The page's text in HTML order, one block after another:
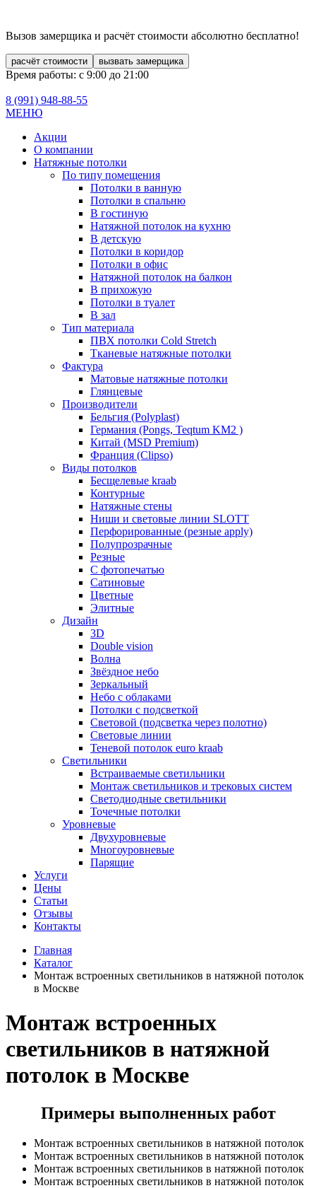
Вызов замерщика и расчёт стоимости абсолютно бесплатно!
расчёт стоимости вызвать замерщика
Время работы: с 9:00 до 21:00
8 (991) 948-88-55
МЕНЮ
Акции
О компании
Натяжные потолки
По типу помещения
Потолки в ванную
Потолки в спальню
В гостиную
Натяжной потолок на кухню
В детскую
Потолки в коридор
Потолки в офис
Натяжной потолок на балкон
В прихожую
Потолки в туалет
В зал
Тип материала
ПВХ потолки Cold Stretch
Тканевые натяжные потолки
Фактура
Матовые натяжные потолки
Глянцевые
Производители
Бельгия (Polyplast)
Германия (Pongs, Teqtum KM2 )
Китай (MSD Premium)
Франция (Clipso)
Виды потолков
Бесщелевые kraab
Контурные
Натяжные стены
Ниши и световые линии SLOTT
Перфорированные (резные apply)
Полупрозрачные
Резные
С фотопечатью
Сатиновые
Цветные
Элитные
Дизайн
3D
Double vision
Волна
Звёздное небо
Зеркальный
Небо с облаками
Потолки с подсветкой
Световой (подсветка через полотно)
Световые линии
Теневой потолок euro kraab
Светильники
Встраиваемые светильники
Монтаж светильников и трековых систем
Светодиодные светильники
Точечные потолки
Уровневые
Двухуровневые
Многоуровневые
Парящие
Услуги
Цены
Статьи
Отзывы
Контакты
Главная
Каталог
Монтаж встроенных светильников в натяжной потолок
в Москве
Монтаж встроенных
светильников в натяжной
потолок в Москве
Примеры выполненных работ
Монтаж встроенных светильников в натяжной потолок
Монтаж встроенных светильников в натяжной потолок
Монтаж встроенных светильников в натяжной потолок
Монтаж встроенных светильников в натяжной потолок